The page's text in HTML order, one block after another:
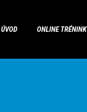
ÚVOD ONLINE TRÉNINK